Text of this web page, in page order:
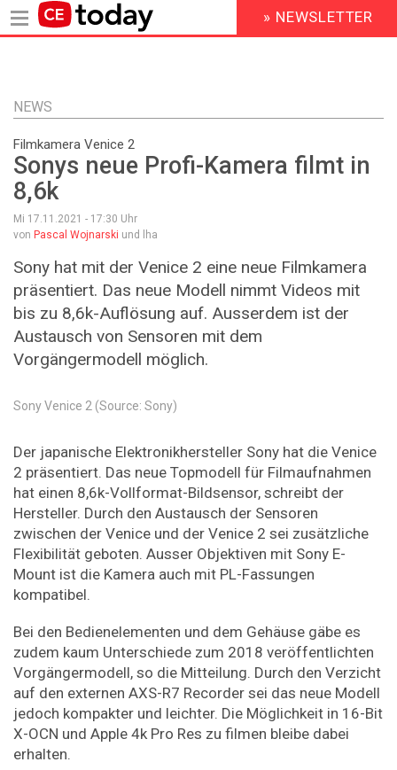
Inhalt
HEADER
MENU
» NEWSLETTER
NEWS
Filmkamera Venice 2
Sonys neue Profi-Kamera filmt in
8,6k
Mi 17.11.2021 - 17:30 Uhr
von Pascal Wojnarski und lha
Sony hat mit der Venice 2 eine neue Filmkamera
präsentiert. Das neue Modell nimmt Videos mit
bis zu 8,6k-Auflösung auf. Ausserdem ist der
Austausch von Sensoren mit dem
Vorgängermodell möglich.
Sony Venice 2 (Source: Sony)
Der japanische Elektronikhersteller Sony hat die Venice
2 präsentiert. Das neue Topmodell für Filmaufnahmen
hat einen 8,6k-Vollformat-Bildsensor, schreibt der
Hersteller. Durch den Austausch der Sensoren
zwischen der Venice und der Venice 2 sei zusätzliche
Flexibilität geboten. Ausser Objektiven mit Sony E-
Mount ist die Kamera auch mit PL-Fassungen
kompatibel.
Bei den Bedienelementen und dem Gehäuse gäbe es
zudem kaum Unterschiede zum 2018 veröffentlichten
Vorgängermodell, so die Mitteilung. Durch den Verzicht
auf den externen AXS-R7 Recorder sei das neue Modell
jedoch kompakter und leichter. Die Möglichkeit in 16-Bit
X-OCN und Apple 4k Pro Res zu filmen bleibe dabei
erhalten.